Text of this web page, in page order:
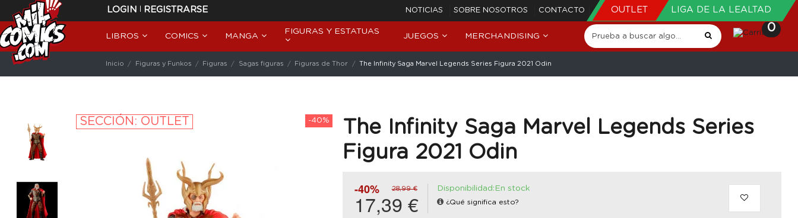
LOGIN | REGISTRARSE NOTICIAS SOBRE NOSOTROS CONTACTO OUTLET LIGA DE LA LEALTAD
LIBROS COMICS MANGA
FIGURAS Y ESTATUAS
JUEGOS MERCHANDISING
0
Inicio Figuras y Funkos Figuras Sagas figuras Figuras de Thor The Infinity Saga Marvel Legends Series Figura 2021 Odin
-40%
SECCIÓN: OUTLET
The Infinity Saga Marvel Legends Series
Figura 2021 Odin
-40% 28,99 €
17,39 €
Disponibilidad:En stock
¿Qué significa esto?